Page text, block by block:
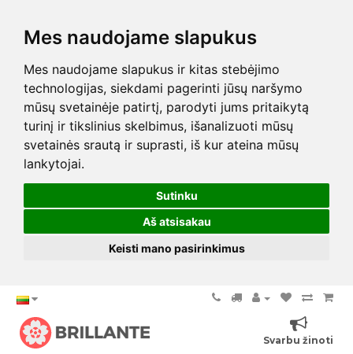
Mes naudojame slapukus
Mes naudojame slapukus ir kitas stebėjimo
technologijas, siekdami pagerinti jūsų naršymo
mūsų svetainėje patirtį, parodyti jums pritaikytą
turinį ir tikslinius skelbimus, išanalizuoti mūsų
svetainės srautą ir suprasti, iš kur ateina mūsų
lankytojai.
Sutinku
Aš atsisakau
Keisti mano pasirinkimus
Svarbu žinoti